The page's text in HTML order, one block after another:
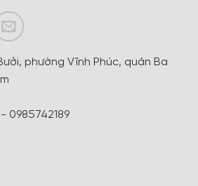
phường Vĩnh Phúc, quận Ba
0985742189